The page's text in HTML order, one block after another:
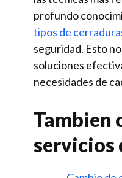
profundo
tipos de
seguridad. Esto
soluciones
necesidades de
Tambien
servicios